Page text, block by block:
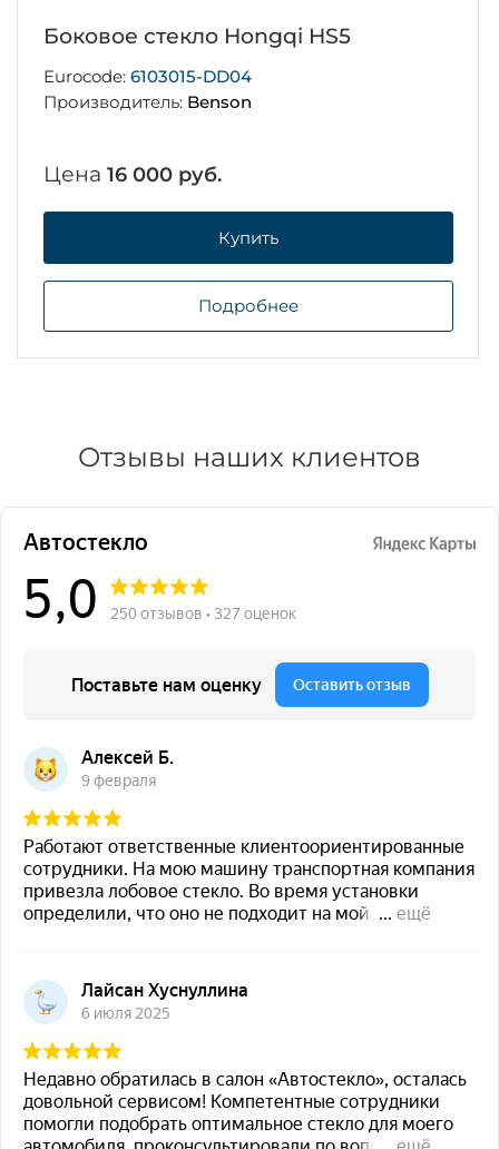
Боковое стекло Hongqi HS5
Eurocode: 6103015-DD04
Производитель: Benson
Цена 16 000 руб.
Купить
Подробнее
Отзывы наших клиентов